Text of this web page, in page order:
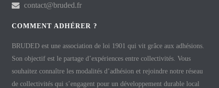
contact@bruded.fr
COMMENT ADHÉRER ?
BRUDED est une association de loi 1901 qui vit grâce aux adhésions.
Son objectif est le partage d’expériences entre collectivités. Vous
souhaitez connaître les modalités d’adhésion et rejoindre notre réseau
de collectivités qui s’engagent pour un développement durable local